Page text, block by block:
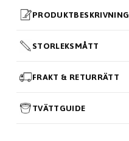
PRODUKTBESKRIVNING
STORLEKSMÅTT
FRAKT & RETURRÄTT
TVÄTTGUIDE